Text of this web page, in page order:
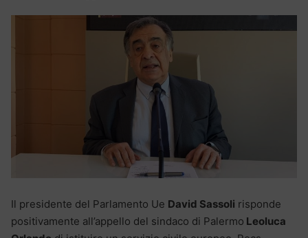
Il presidente del Parlamento Ue David Sassoli risponde
positivamente all’appello del sindaco di Palermo Leoluca